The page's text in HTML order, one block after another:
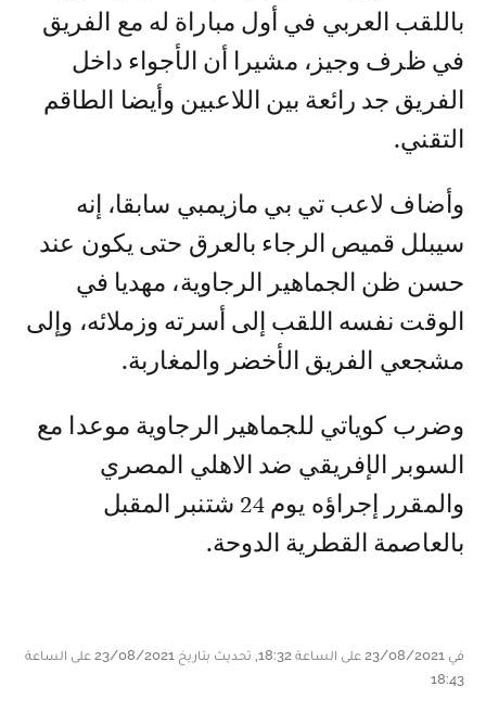
باللقب العربي في أول مباراة له مع الفريق
في ظرف وجيز، مشيرا أن الأجواء داخل
الفريق جد رائعة بين اللاعبين وأيضا الطاقم
التقني.
وأضاف لاعب تي بي مازيمبي سابقا، إنه
سيبلل قميص الرجاء بالعرق حتى يكون عند
حسن ظن الجماهير الرجاوية، مهديا في
الوقت نفسه اللقب إلى أسرته وزملائه، وإلى
مشجعي الفريق الأخضر والمغاربة.
وضرب كوياتي للجماهير الرجاوية موعدا مع
السوبر الإفريقي ضد الاهلي المصري
والمقرر إجراؤه يوم 24 شتنبر المقبل
بالعاصمة القطرية الدوحة.
في 23/08/2021 على الساعة 18:32, تحديث بتاريخ 23/08/2021 على الساعة
18:43